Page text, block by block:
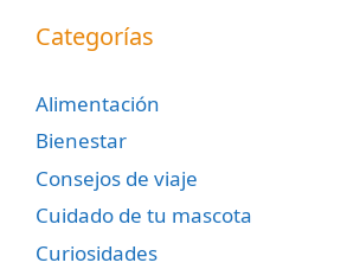
Categorías
Alimentación
Bienestar
Consejos de viaje
Cuidado de tu mascota
Curiosidades